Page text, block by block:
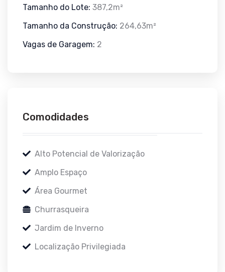
Tamanho do Lote: 387,2m²
Tamanho da Construção: 264,63m²
Vagas de Garagem: 2
Comodidades
Alto Potencial de Valorização
Amplo Espaço
Área Gourmet
Churrasqueira
Jardim de Inverno
Localização Privilegiada